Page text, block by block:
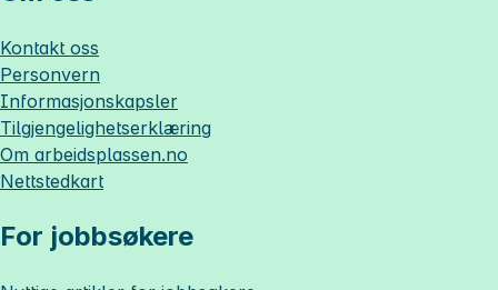
Kontakt oss
Personvern
Informasjonskapsler
Tilgjengelighetserklæring
Om arbeidsplassen.no
Nettstedkart
For jobbsøkere